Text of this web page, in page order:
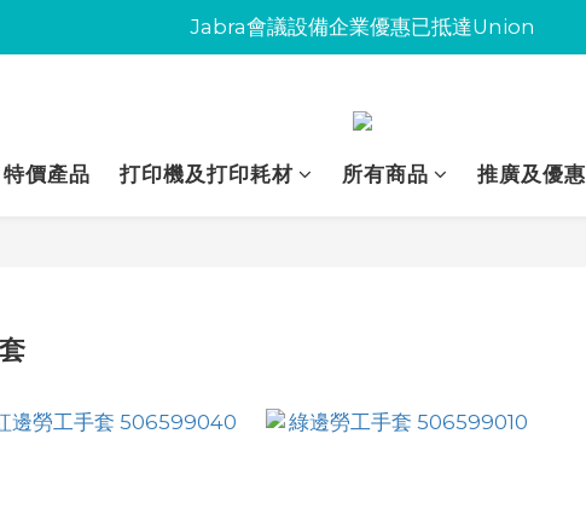
Jabra會議設備企業優惠已抵達Union
Jabra會議設備企業優惠已抵達Union
Jabra會議設備企業優惠已抵達Union
特價產品 打印機及打印耗材 所有商品 推廣及優惠